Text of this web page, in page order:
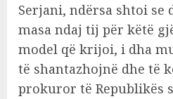
Serjani, ndërsa shtoi se
masa ndaj tij për këtë
model që krijoi, i dha
të shantazhojnë dhe të
prokuror të Republikës